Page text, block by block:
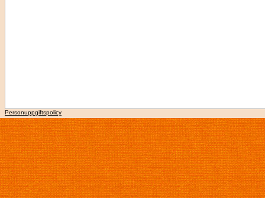
Personuppgiftspolicy